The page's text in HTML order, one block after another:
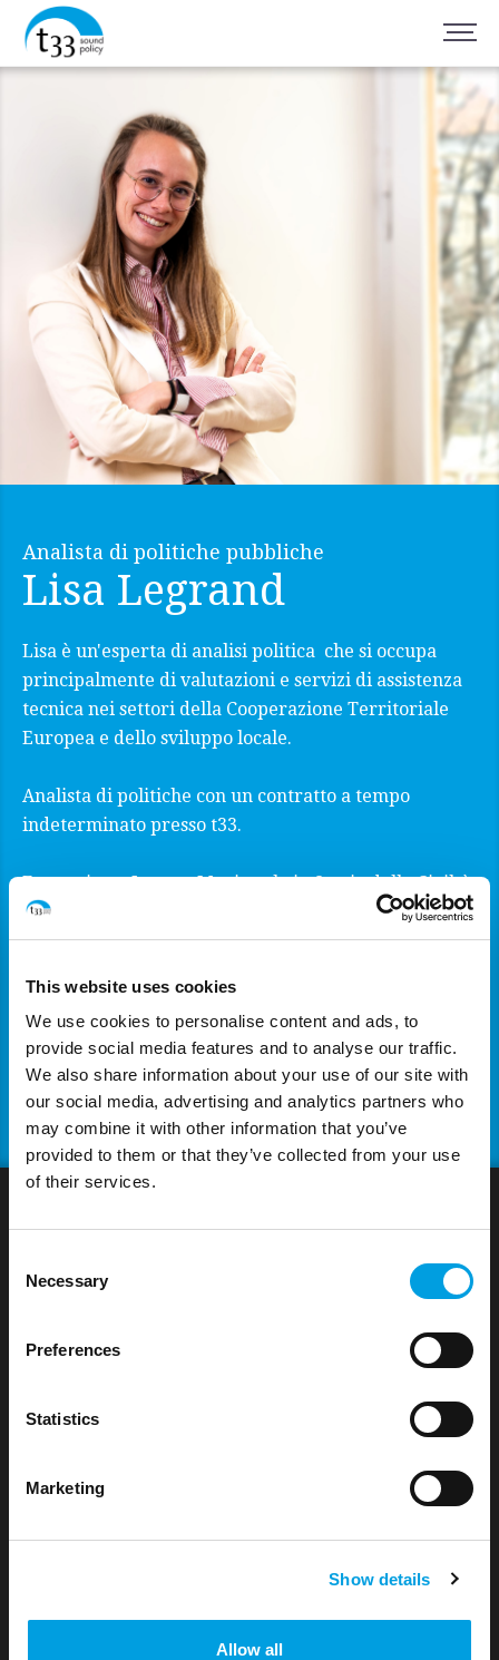
This website uses cookies
We use cookies to personalise content and ads, to
provide social media features and to analyse our traffic.
We also share information about your use of our site with
our social media, advertising and analytics partners who
may combine it with other information that you’ve
provided to them or that they’ve collected from your use
of their services.
Selection
Necessary
Preferences
Statistics
Marketing
Show details
Allow all
Analista di politiche pubbliche
Lisa Legrand
Lisa è un'esperta di analisi politica che si occupa
principalmente di valutazioni e servizi di assistenza
tecnica nei settori della Cooperazione Territoriale
Europea e dello sviluppo locale.
Analista di politiche con un contratto a tempo
indeterminato presso t33.
Formazione: Laurea Magistrale in Storia delle Civiltà
Mediterranee, Europee e Mediorientali presso
l'Università di Paris Nanterre, Laurea in Storia
Lingue di lavoro: Inglese, Italiano e Francese
(madrelingua)
t33 S.r.l. – Socio unico è una società Carbon
Dal 2010 la società t33 si impegna ad abbattere la
propria impronta ecologica (Carbon footprint) e
ambientale.
UNI EN ISO 9001:2015. Certificato n. 30700250 QM15
Politica per la Qualità